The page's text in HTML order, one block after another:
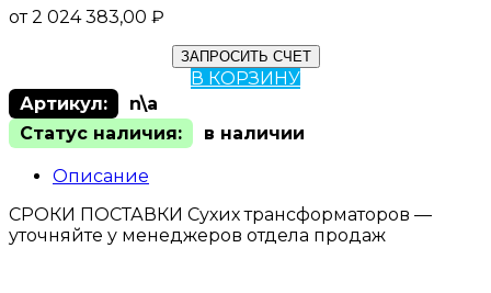
от2 024 383,00 ₽
ЗАПРОСИТЬ СЧЕТ
В КОРЗИНУ
Артикул:
n\a
Статус наличия:
в наличии
Описание
СРОКИ ПОСТАВКИ Сухих трансформаторов —
уточняйте у менеджеров отдела продаж